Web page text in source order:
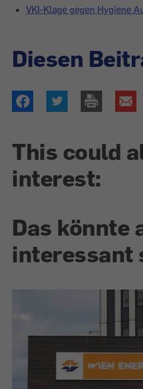
VKI-Klage gegen Hygiene
Diesen
This could
interest:
Das könnte
interessant